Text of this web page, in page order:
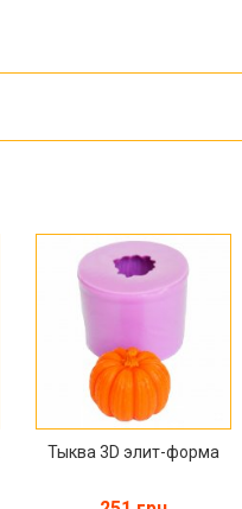
Тыква 3D элит-форма